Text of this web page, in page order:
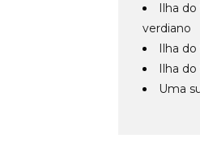
Ilha
verdiano
Ilha
Ilha
Uma